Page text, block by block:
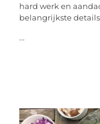
hard werk en
belangrijkste
...